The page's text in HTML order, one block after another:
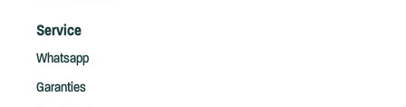
Service
Whatsapp
Garanties